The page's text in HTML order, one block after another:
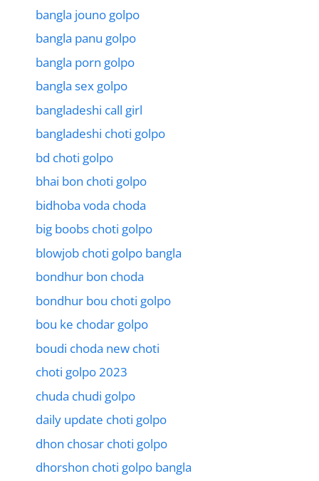
bangla jouno golpo
bangla panu golpo
bangla porn golpo
bangla sex golpo
bangladeshi call girl
bangladeshi choti golpo
bd choti golpo
bhai bon choti golpo
bidhoba voda choda
big boobs choti golpo
blowjob choti golpo bangla
bondhur bon choda
bondhur bou choti golpo
bou ke chodar golpo
boudi choda new choti
choti golpo 2023
chuda chudi golpo
daily update choti golpo
dhon chosar choti golpo
dhorshon choti golpo bangla